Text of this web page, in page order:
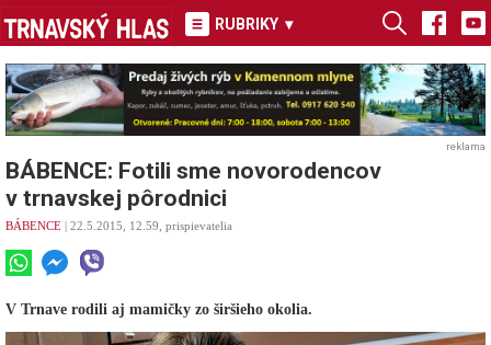
RUBRIKY ▾
reklama
BÁBENCE: Fotili sme novorodencov
v trnavskej pôrodnici
BÁBENCE | 22.5.2015, 12.59, prispievatelia
V Trnave rodili aj mamičky zo širšieho okolia.